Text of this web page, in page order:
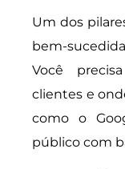
Um dos
bem-
Você
clientes e
como o
público com